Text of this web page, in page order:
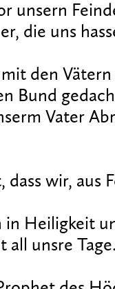
unsern
die uns
den
Bund
Vater
dass wir, aus
in Heiligkeit
all unsre